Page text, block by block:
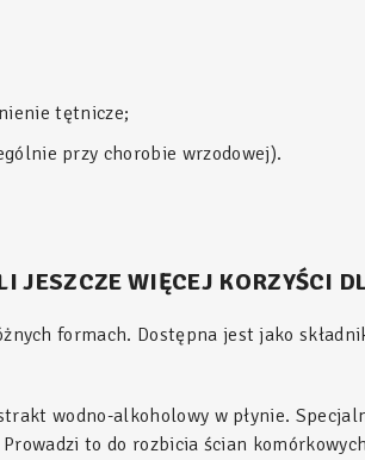
tętnicze;
przy chorobie wrzodowej).
JESZCZE WIĘCEJ KORZYŚCI
formach. Dostępna jest jako
wodno-alkoholowy w płynie.
to do rozbicia ścian